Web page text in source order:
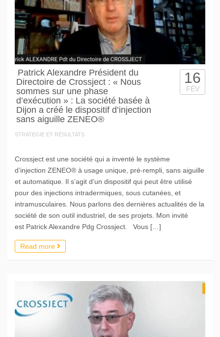
Patrick Alexandre Président du
Directoire de Crossject : « Nous
sommes sur une phase
d’exécution » : La société basée à
Dijon a créé le dispositif d’injection
sans aiguille ZENEO®
STRATEGIE ET RÉSULTATS
16
FÉV
Crossject est une société qui a inventé le système
d’injection ZENEO® à usage unique, pré-rempli, sans aiguille
et automatique. Il s’agit d’un dispositif qui peut être utilisé
pour des injections intradermiques, sous cutanées, et
intramusculaires. Nous parlons des dernières actualités de la
société de son outil industriel, de ses projets. Mon invité
est Patrick Alexandre Pdg Crossject. Vous […]
Read more